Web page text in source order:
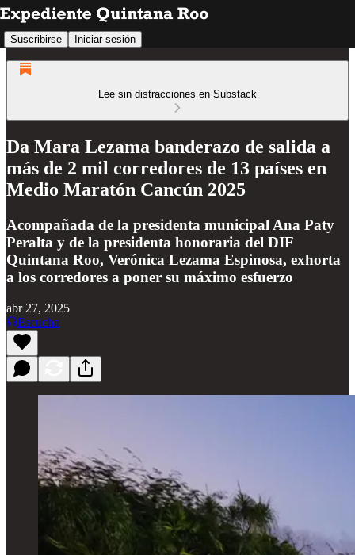
Suscribirse Iniciar sesión
Lee sin distracciones en Substack
Da Mara Lezama banderazo de salida a
más de 2 mil corredores de 13 países en
Medio Maratón Cancún 2025
Acompañada de la presidenta municipal Ana Paty
Peralta y de la presidenta honoraria del DIF
Quintana Roo, Verónica Lezama Espinosa, exhorta
a los corredores a poner su máximo esfuerzo
abr 27, 2025
Escucha